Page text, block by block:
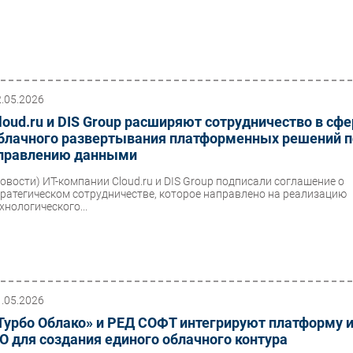
и DIS Group расширяют сотрудничество в
развертывания платформенных решений
данными
ИТ-компании Cloud.ru и DIS Group подписали соглашение о
сотрудничестве, которое направлено на реализацию
Облако» и РЕД СОФТ интегрируют платформу
для создания единого облачного контура